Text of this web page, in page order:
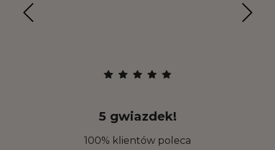
5 gwiazdek!
100% klientów poleca